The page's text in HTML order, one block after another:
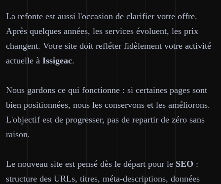
La refonte est aussi l'occasion de clarifier votre offre.
Après quelques années, les services évoluent, les prix
changent. Votre site doit refléter fidèlement votre activité
actuelle à Issigeac.
Nous gardons ce qui fonctionne : si certaines pages sont
bien positionnées, nous les conservons et les améliorons.
L'objectif est de progresser, pas de repartir de zéro sans
raison.
Le nouveau site est pensé dès le départ pour le SEO :
structure des URLs, titres, méta-descriptions, données